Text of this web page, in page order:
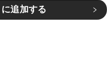
追加する